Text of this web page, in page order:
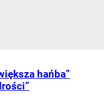
hańba”